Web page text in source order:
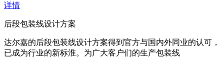
详情
后段包装线设计方案
达尔嘉的后段包装线设计方案得到官方与国内外同业的认可，
已成为行业的新标淮。为广大客户们的生产包装线